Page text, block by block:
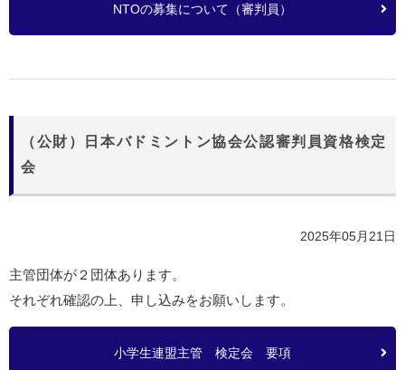
NTOの募集について（審判員）
（公財）日本バドミントン協会公認審判員資格検定
会
2025年05月21日
主管団体が２団体あります。
それぞれ確認の上、申し込みをお願いします。
小学生連盟主管 検定会 要項